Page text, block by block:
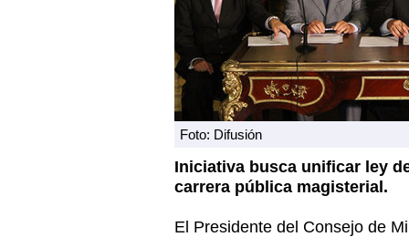
Foto: Difusión
Iniciativa busca unificar ley
carrera pública magisterial.
El Presidente del Consejo de